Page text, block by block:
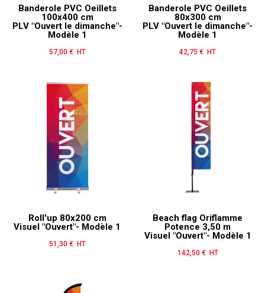
Banderole PVC Oeillets
100x400 cm
PLV "Ouvert le dimanche"-
Modèle 1
Prix
57,00 € HT
Banderole PVC Oeillets
80x300 cm
PLV "Ouvert le dimanche"-
Modèle 1
Prix
42,75 € HT
Roll'up 80x200 cm
Visuel "Ouvert"- Modèle 1
Prix
51,30 € HT
Beach flag Oriflamme
Potence 3,50 m
Visuel "Ouvert"- Modèle 1
Prix
142,50 € HT